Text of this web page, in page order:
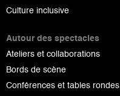
Culture inclusive
Autour des spectacles
Ateliers et collaborations
Bords de scène
Conférences et tables rondes